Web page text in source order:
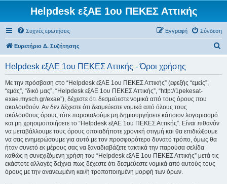
Helpdesk εξΑΕ 1ου ΠΕΚΕΣ Αττικής
Συχνές ερωτήσεις Σύνδεση
Εγγραφή
Ευρετήριο Δ. Συζήτησης
Helpdesk εξΑΕ 1ου ΠΕΚΕΣ Αττικής - Όροι χρήσης
Με την πρόσβαση στο “Helpdesk εξΑΕ 1ου ΠΕΚΕΣ Αττικής” (εφεξής “εμείς”,
“εμάς”, “δικό μας”, “Helpdesk εξΑΕ 1ου ΠΕΚΕΣ Αττικής”, “http://1pekesat-
exae.mysch.gr/exae”), δέχεστε ότι δεσμεύεστε νομικά από τους όρους που
ακολουθούν. Αν δεν δέχεστε ότι δεσμεύεστε νομικά από όλους τους
ακόλουθους όρους τότε παρακαλούμε μη δημιουργήσετε κάποιον λογαριασμό
και μη χρησιμοποιήσετε το “Helpdesk εξΑΕ 1ου ΠΕΚΕΣ Αττικής”. Είναι πιθανόν
να μεταβάλλουμε τους όρους οποιαδήποτε χρονική στιγμή και θα επιδιώξουμε
να σας ενημερώσουμε για αυτό με τον προσφορότερο δυνατό τρόπο, όμως θα
ήταν συνετό εκ μέρους σας να ξαναδιαβάζετε τακτικά την παρούσα σελίδα
καθώς η συνεχιζόμενη χρήση του “Helpdesk εξΑΕ 1ου ΠΕΚΕΣ Αττικής” μετά τις
εκάστοτε αλλαγές δείχνει πως δέχεστε ότι δεσμεύεστε νομικά από αυτούς τους
όρους με την ανανεωμένη και/ή τροποποιημένη μορφή των όρων.